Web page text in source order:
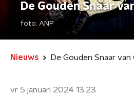
De Gouden Snaar
foto: ANP
Nieuws De Gouden Snaar
vr 5 januari 2024 13:23